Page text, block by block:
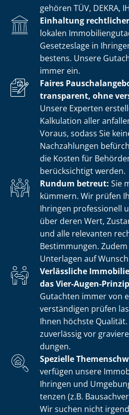
gehören TÜV, DEKRA,
Einhaltung
lokalen
Gesetzeslage in
bestens. Unsere
immer ein.
Faires
transparent, ohne
Unsere Experten
Kalkulation aller
Voraus, sodass Sie
Nachzahlungen
die Kosten für
berücksichtigt werden.
Rundum betreut: Sie
kümmern. Wir prüfen
Ihringen professionell
über deren Wert,
und alle relevanten
Bestimmungen.
Unterlagen auf
Verlässliche
das Vier-Augen-
Gutachten immer von
ver­stän­di­gen prüfen
Ihnen höchste
zuverlässig vor
dun­gen.
Spezielle
verfügen unsere
Ihringen und
ten­zen (z.B.
Wir suchen nicht